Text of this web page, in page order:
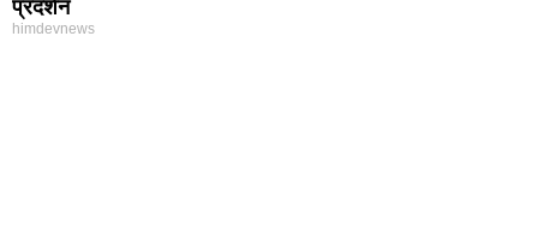
प्रदर्शन
himdevnews